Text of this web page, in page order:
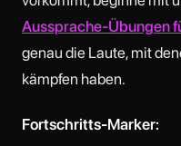
Aussprache-Übungen
genau die Laute, mit
kämpfen haben.
Fortschritts-Marker: